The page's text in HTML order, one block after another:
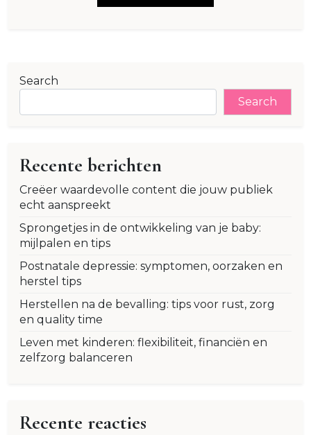
Search
Search
Recente berichten
Creëer waardevolle content die jouw publiek
echt aanspreekt
Sprongetjes in de ontwikkeling van je baby:
mijlpalen en tips
Postnatale depressie: symptomen, oorzaken en
herstel tips
Herstellen na de bevalling: tips voor rust, zorg
en quality time
Leven met kinderen: flexibiliteit, financiën en
zelfzorg balanceren
Recente reacties